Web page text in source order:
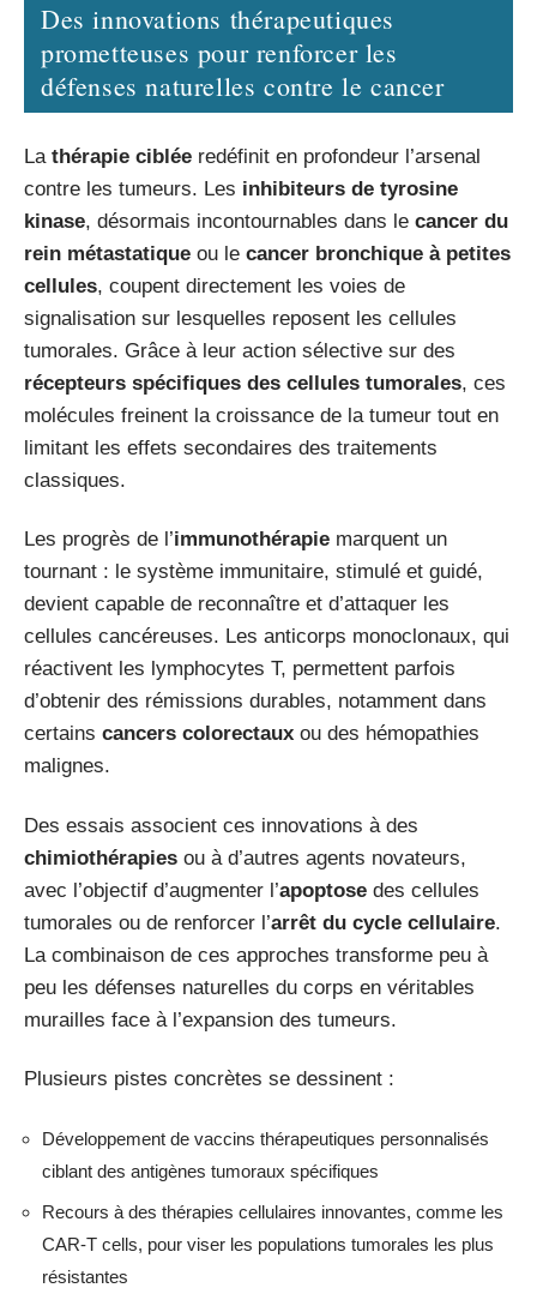
Des innovations thérapeutiques
prometteuses pour renforcer les
défenses naturelles contre le cancer
La thérapie ciblée redéfinit en profondeur l’arsenal
contre les tumeurs. Les inhibiteurs de tyrosine
kinase, désormais incontournables dans le cancer du
rein métastatique ou le cancer bronchique à petites
cellules, coupent directement les voies de
signalisation sur lesquelles reposent les cellules
tumorales. Grâce à leur action sélective sur des
récepteurs spécifiques des cellules tumorales, ces
molécules freinent la croissance de la tumeur tout en
limitant les effets secondaires des traitements
classiques.
Les progrès de l’immunothérapie marquent un
tournant : le système immunitaire, stimulé et guidé,
devient capable de reconnaître et d’attaquer les
cellules cancéreuses. Les anticorps monoclonaux, qui
réactivent les lymphocytes T, permettent parfois
d’obtenir des rémissions durables, notamment dans
certains cancers colorectaux ou des hémopathies
malignes.
Des essais associent ces innovations à des
chimiothérapies ou à d’autres agents novateurs,
avec l’objectif d’augmenter l’apoptose des cellules
tumorales ou de renforcer l’arrêt du cycle cellulaire.
La combinaison de ces approches transforme peu à
peu les défenses naturelles du corps en véritables
murailles face à l’expansion des tumeurs.
Plusieurs pistes concrètes se dessinent :
Développement de vaccins thérapeutiques personnalisés
ciblant des antigènes tumoraux spécifiques
Recours à des thérapies cellulaires innovantes, comme les
CAR-T cells, pour viser les populations tumorales les plus
résistantes